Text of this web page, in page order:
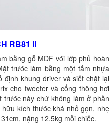
RB81 II
bằng gỗ MDF với lớp phủ hoàn
trước làm bằng một tấm nhựa
định khung driver và siết chặt lại
cho tweeter và cổng thông hơi
trước này chứ không làm ở phần
kích thước khá nhỏ gọn, nhẹ
nặng 12.5kg mỗi chiếc.